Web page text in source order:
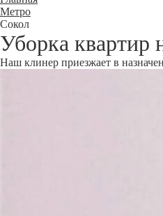
Метро
Сокол
Уборка квартир
Наш клинер приезжает в